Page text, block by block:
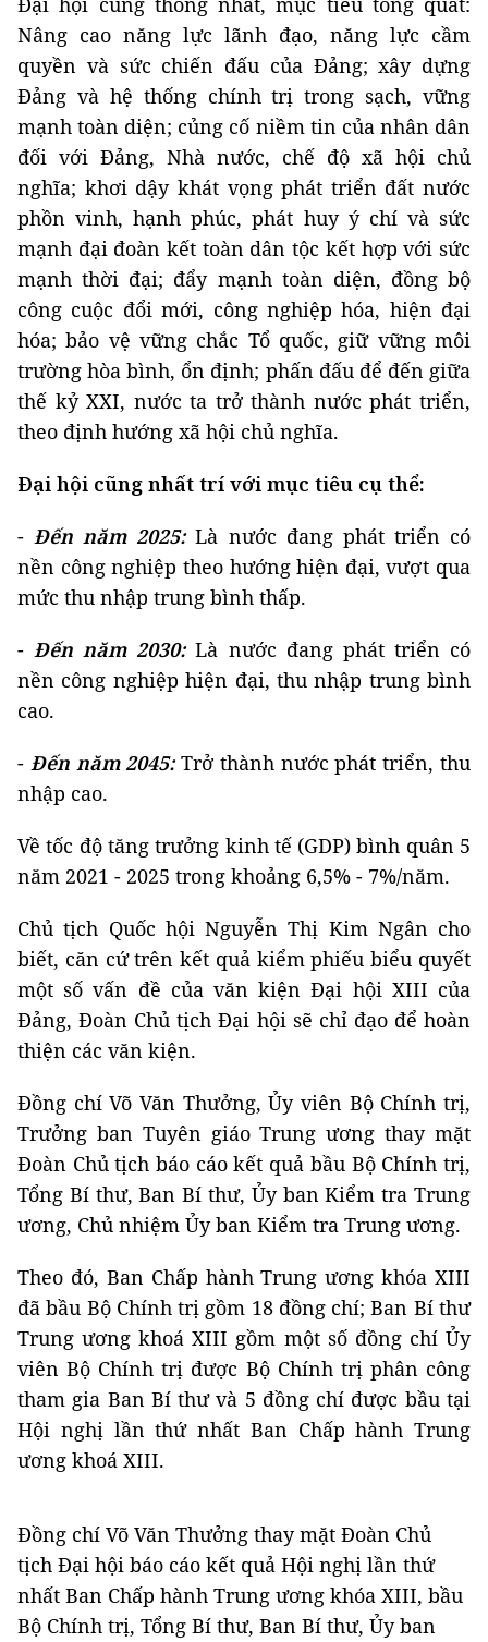
Nâng cao năng lực lãnh đạo, năng lực cầm
quyền và sức chiến đấu của Đảng; xây dựng
Đảng và hệ thống chính trị trong sạch, vững
mạnh toàn diện; củng cố niềm tin của nhân dân
đối với Đảng, Nhà nước, chế độ xã hội chủ
nghĩa; khơi dậy khát vọng phát triển đất nước
phồn vinh, hạnh phúc, phát huy ý chí và sức
mạnh đại đoàn kết toàn dân tộc kết hợp với sức
mạnh thời đại; đẩy mạnh toàn diện, đồng bộ
công cuộc đổi mới, công nghiệp hóa, hiện đại
hóa; bảo vệ vững chắc Tổ quốc, giữ vững môi
trường hòa bình, ổn định; phấn đấu để đến giữa
thế kỷ XXI, nước ta trở thành nước phát triển,
theo định hướng xã hội chủ nghĩa.
Đại hội cũng nhất trí với mục tiêu cụ thể:
-Đến năm 2025:Là nước đang phát triển có
nền công nghiệp theo hướng hiện đại, vượt qua
mức thu nhập trung bình thấp.
-Đến năm 2030:Là nước đang phát triển có
nền công nghiệp hiện đại, thu nhập trung bình
cao.
- Đến năm 2045:Trở thành nước phát triển, thu
nhập cao.
Về tốc độ tăng trưởng kinh tế (GDP) bình quân 5
năm 2021 - 2025 trong khoảng 6,5% - 7%/năm.
Chủ tịch Quốc hội Nguyễn Thị Kim Ngân cho
biết, căn cứ trên kết quả kiểm phiếu biểu quyết
một số vấn đề của văn kiện Đại hội XIII của
Đảng, Đoàn Chủ tịch Đại hội sẽ chỉ đạo để hoàn
thiện các văn kiện.
Đồng chí Võ Văn Thưởng, Ủy viên Bộ Chính trị,
Trưởng ban Tuyên giáo Trung ương thay mặt
Đoàn Chủ tịch báo cáo kết quả bầu Bộ Chính trị,
Tổng Bí thư, Ban Bí thư, Ủy ban Kiểm tra Trung
ương, Chủ nhiệm Ủy ban Kiểm tra Trung ương.
Theo đó, Ban Chấp hành Trung ương khóa XIII
đã bầu Bộ Chính trị gồm 18 đồng chí; Ban Bí thư
Trung ương khoá XIII gồm một số đồng chí Ủy
viên Bộ Chính trị được Bộ Chính trị phân công
tham gia Ban Bí thư và 5 đồng chí được bầu tại
Hội nghị lần thứ nhất Ban Chấp hành Trung
ương khoá XIII.
Đồng chí Võ Văn Thưởng thay mặt Đoàn Chủ
tịch Đại hội báo cáo kết quả Hội nghị lần thứ
nhất Ban Chấp hành Trung ương khóa XIII, bầu
Bộ Chính trị, Tổng Bí thư, Ban Bí thư, Ủy ban